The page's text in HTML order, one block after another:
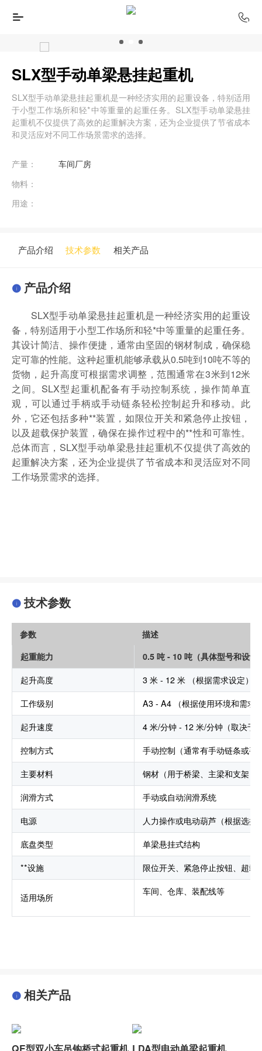
SLX型手动单梁悬挂起重机
SLX型手动单梁悬挂起重机是一种经济实用的起重设备，特别适用
于小型工作场所和轻*中等重量的起重任务。SLX型手动单梁悬挂
起重机不仅提供了高效的起重解决方案，还为企业提供了节省成本
和灵活应对不同工作场景需求的选择。
产量：
车间厂房
物料：
用途：
产品介绍 技术参数 相关产品
产品介绍
SLX型手动单梁悬挂起重机是一种经济实用的起重设
备，特别适用于小型工作场所和轻*中等重量的起重任务。
其设计简洁、操作便捷，通常由坚固的钢材制成，确保稳
定可靠的性能。这种起重机能够承载从0.5吨到10吨不等的
货物，起升高度可根据需求调整，范围通常在3米到12米
之间。SLX型起重机配备有手动控制系统，操作简单直
观，可以通过手柄或手动链条轻松控制起升和移动。此
外，它还包括多种**装置，如限位开关和紧急停止按钮，
以及超载保护装置，确保在操作过程中的**性和可靠性。
总体而言，SLX型手动单梁悬挂起重机不仅提供了高效的
起重解决方案，还为企业提供了节省成本和灵活应对不同
工作场景需求的选择。
技术参数
参数
描述
起重能力
0.5 吨 - 10 吨（具体型号和设计
起升高度
3 米 - 12 米 （根据需求设定）
工作级别
A3 - A4 （根据使用环境和需求
起升速度
4 米/分钟 - 12 米/分钟（取决于
控制方式
手动控制（通常有手动链条或手
主要材料
钢材（用于桥梁、主梁和支架）
润滑方式
手动或自动润滑系统
电源
人力操作或电动葫芦（根据选择
底盘类型
单梁悬挂式结构
**设施
限位开关、紧急停止按钮、超载
适用场所
车间、仓库、装配线等
相关产品